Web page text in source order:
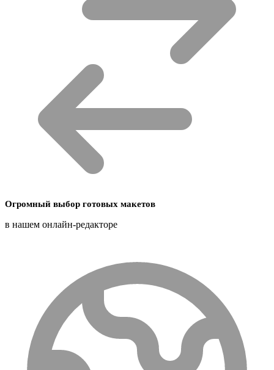
Огромный выбор готовых макетов
в нашем онлайн-редакторе